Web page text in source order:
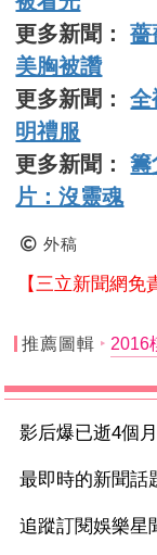
更多新聞：薔
美胸被讚
更多新聞：全
明禮服
更多新聞：籌
片：沒靈魂
外稿
【三立新聞網免
推薦圖輯 2016
影后爆已逝4個
最即時的新聞
追蹤訂閱娛樂